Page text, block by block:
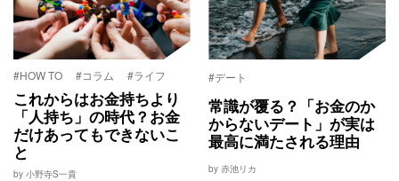
#HOW TO #コラム #ライフ
これからはお金持ちより
「人持ち」の時代？お金
だけあってもできないこ
と
by 小野寺S一貴
#デート
常識が覆る？「お金のか
からないデート」が実は
最高に満たされる理由
by 赤池リカ